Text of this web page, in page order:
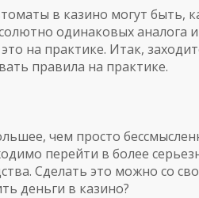
в казино могут быть,
одинаковыханалога
это на практике. Итак,
правила на практике.
, чем просто
перейти в более
. Сделать это можно со
деньги в казино?